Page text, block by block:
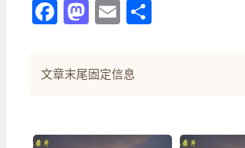
Facebook
Mastodon
Email
分
文章末尾固定信息